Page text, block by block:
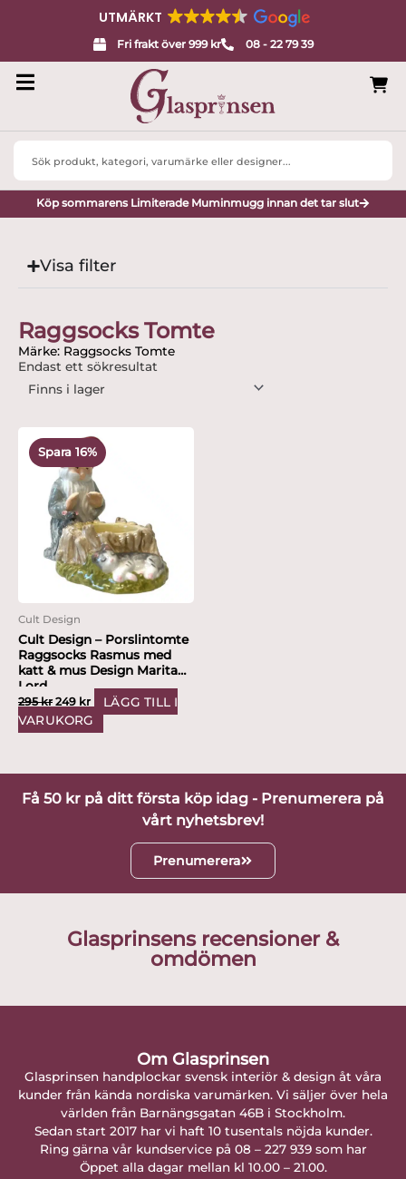
UTMÄRKT
Fri frakt över 999 kr 08 - 22 79 39
Search
Köp sommarens Limiterade Muminmugg innan det tar slut
Visa filter
Raggsocks Tomte
Märke: Raggsocks Tomte
Endast ett sökresultat
Spara 16%
Cult Design
Cult Design – Porslintomte
Raggsocks Rasmus med
katt & mus Design Marita
Lord
295kr
ursprungliga
var:
295 kr.
249 kr
nuvarande
priset
är:
249 kr.
LÄGG TILL I
VARUKORG
Få 50 kr på ditt första köp idag - Prenumerera på
vårt nyhetsbrev!
Prenumerera
Glasprinsens recensioner &
omdömen
Om Glasprinsen
Glasprinsen handplockar svensk interiör & design åt våra
kunder från kända nordiska varumärken. Vi säljer över hela
världen från Barnängsgatan 46B i Stockholm.
Sedan start 2017 har vi haft 10 tusentals nöjda kunder.
Ring gärna vår kundservice på 08 – 227 939 som har
Öppet alla dagar mellan kl 10.00 – 21.00.